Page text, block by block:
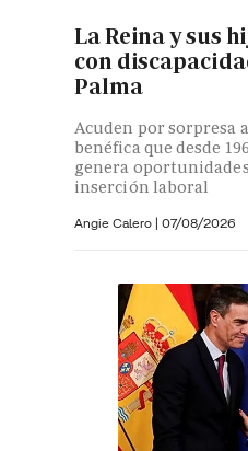
La Reina y sus
con
Palma
Acuden por sorpresa
benéfica que desde
genera
inserción laboral
Angie Calero | 07/08/2026